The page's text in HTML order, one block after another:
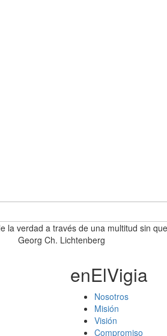
la verdad a través de una multitud sin
Georg Ch. Lichtenberg
enElVigia
Nosotros
Misión
Visión
Compromiso